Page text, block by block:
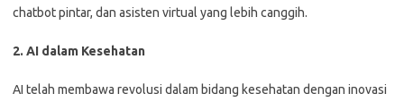
chatbot pintar, dan asisten virtual yang lebih canggih.
2. AI dalam Kesehatan
AI telah membawa revolusi dalam bidang kesehatan dengan inovasi